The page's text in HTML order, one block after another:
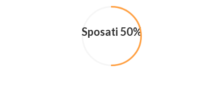
Sposati 50%